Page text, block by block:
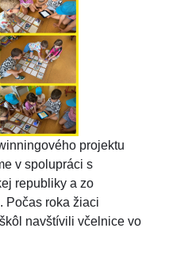
projektu
v spolupráci s
republiky a zo
Počas roka žiaci
navštívili včelnice vo